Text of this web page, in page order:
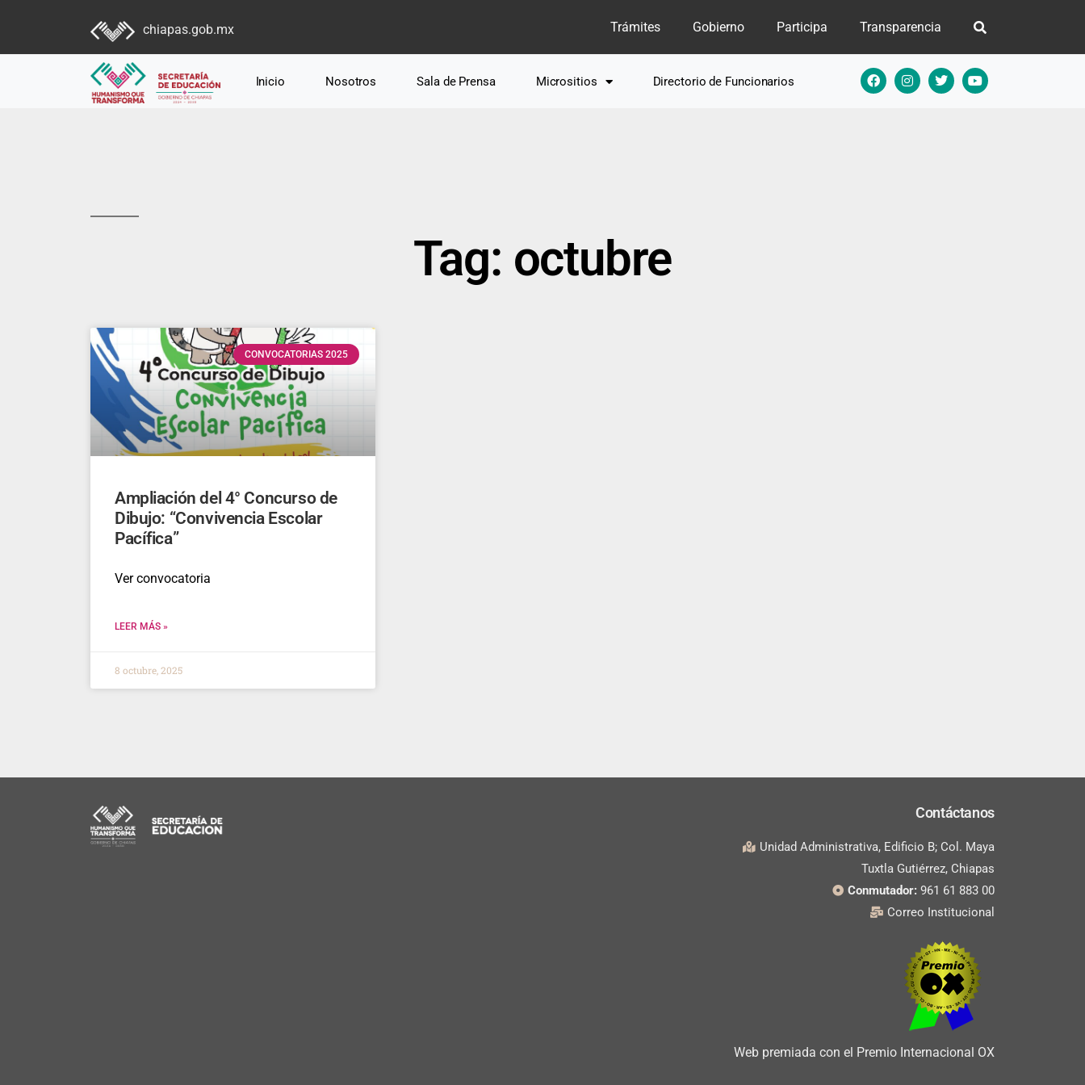
chiapas.gob.mx Trámites Gobierno Participa Transparencia
Inicio Nosotros Sala de Prensa Micrositios Directorio de Funcionarios
Tag: octubre
CONVOCATORIAS 2025
Ampliación del 4° Concurso de
Dibujo: “Convivencia Escolar
Pacífica”
Ver convocatoria
LEER MÁS »
8 octubre, 2025
Contáctanos
Unidad Administrativa, Edificio B; Col. Maya
Tuxtla Gutiérrez, Chiapas
Conmutador: 961 61 883 00
Correo Institucional
Web premiada con el Premio Internacional OX